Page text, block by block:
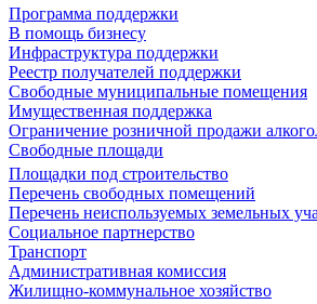
Программа поддержки
В помощь бизнесу
Инфраструктура поддержки
Реестр получателей поддержки
Свободные муниципальные помещения
Имущественная поддержка
Ограничение розничной продажи
Свободные площади
Площадки под строительство
Перечень свободных помещений
Перечень неиспользуемых земельных
Социальное партнерство
Транспорт
Административная комиссия
Жилищно-коммунальное хозяйство